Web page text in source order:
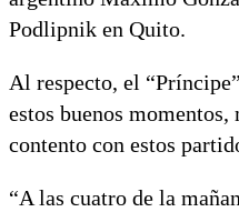
Podlipnik en Quito.
Al respecto, el
estos buenos
contento con estos
“A las cuatro de la